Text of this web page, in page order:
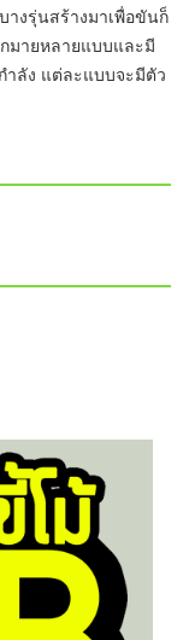
งรุ่นสร้างมาเพื่อขันก็
มายหลายแบบและมี
ำลัง แต่ละแบบจะมีตัว